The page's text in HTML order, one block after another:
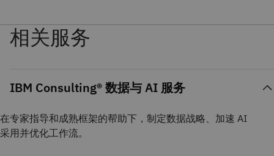
相关服务
IBM Consulting® 数据与 AI 服务
在专家指导和成熟框架的帮助下，制定数据战略、加速 AI
采用并优化工作流。